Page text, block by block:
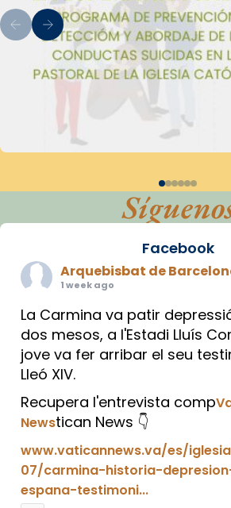
Facebook
Arquebisbat de
1 week ago
La Carmina va patir
dos mesos, a l'Estadi Lluís
jove va fer arribar el seu
Lleó XIV.
Recupera l'entrevista comp
Newstican News 👇
www.vaticannews.va/es/
07/carmina-historia-
espana-testimoni...